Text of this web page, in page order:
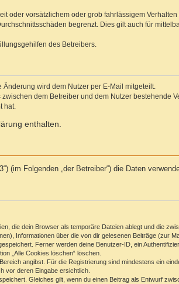
oder vorsätzlichem oder grob fahrlässigem
begrenzt. Dies gilt auch für
des Betreibers.
wird dem Nutzer per E-Mail mitgeteilt.
dem Betreiber und dem Nutzer bestehende
hat.
enthalten.
(im Folgenden „der Betreiber“) die Daten
die dein Browser als temporäre Dateien ablegt und die
Informationen über die von dir gelesenen Beiträge (zur
Ferner werden deine Benutzer-ID, ein
„Alle Cookies löschen“ löschen.
angibst. Für die Registrierung sind mindestens ein
vor deren Eingabe ersichtlich.
Gleiches gilt, wenn du einen Beitrag als Entwurf